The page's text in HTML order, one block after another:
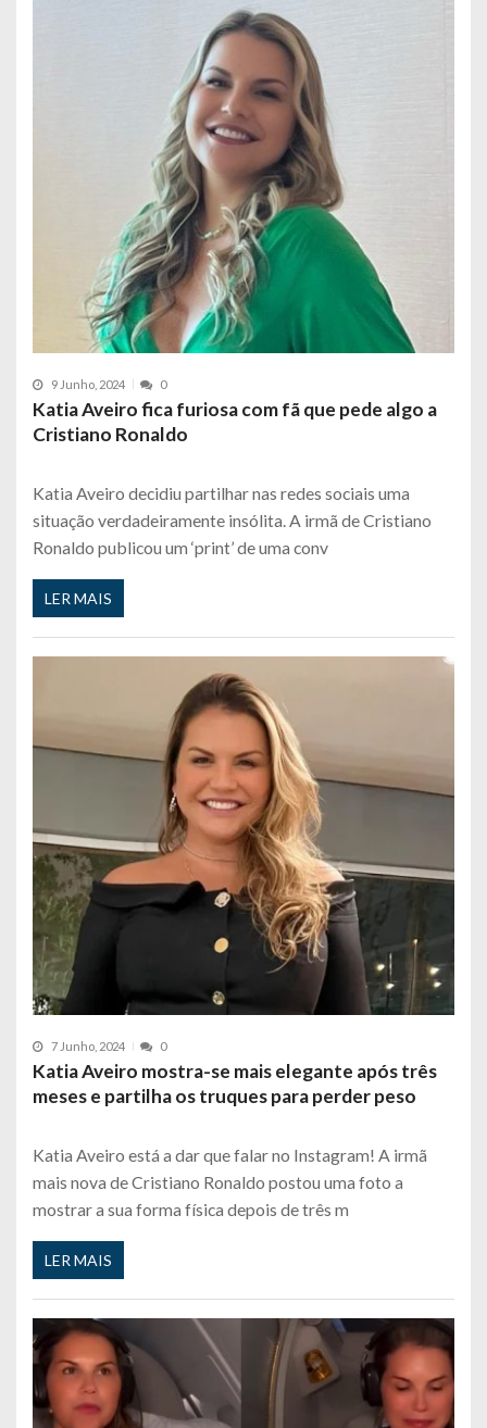
9 Junho, 2024 0
Katia Aveiro fica furiosa com fã que pede algo a
Cristiano Ronaldo
Katia Aveiro decidiu partilhar nas redes sociais uma
situação verdadeiramente insólita. A irmã de Cristiano
Ronaldo publicou um ‘print’ de uma conv
LER MAIS
7 Junho, 2024 0
Katia Aveiro mostra-se mais elegante após três
meses e partilha os truques para perder peso
Katia Aveiro está a dar que falar no Instagram! A irmã
mais nova de Cristiano Ronaldo postou uma foto a
mostrar a sua forma física depois de três m
LER MAIS